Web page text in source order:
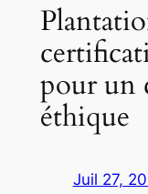
pour un
éthique
Juil 27,